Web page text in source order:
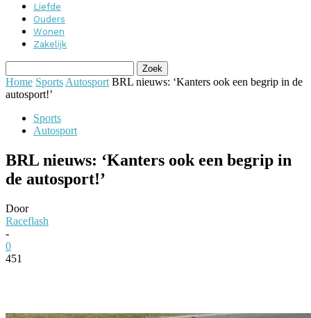
Liefde
Ouders
Wonen
Zakelijk
Home Sports Autosport BRL nieuws: ‘Kanters ook een begrip in de
autosport!’
Sports
Autosport
BRL nieuws: ‘Kanters ook een begrip in
de autosport!’
Door
Raceflash
-
0
451